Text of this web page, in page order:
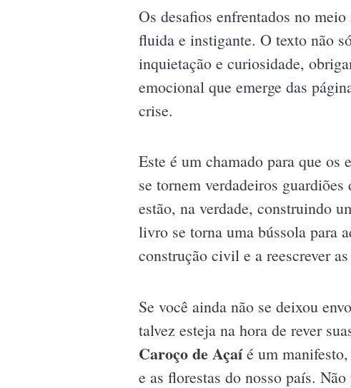
Os desafios enfrentados no
fluida e instigante. O texto não
inquietação e curiosidade,
emocional que emerge das
crise.
Este é um chamado para que os
se tornem verdadeiros
estão, na verdade, construindo
livro se torna uma bússola para
construção civil e a reescrever
Se você ainda não se deixou
talvez esteja na hora de rever
Caroço de Açaíé um manifesto,
e as florestas do nosso país.